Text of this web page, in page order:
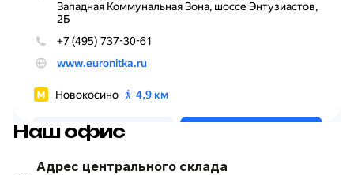
Наш офис
Адрес центрального склада